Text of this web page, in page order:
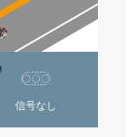
信号なし